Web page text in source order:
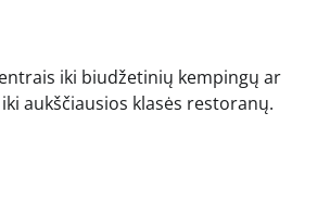
iki biudžetinių kempingų ar
aukščiausios klasės restoranų.